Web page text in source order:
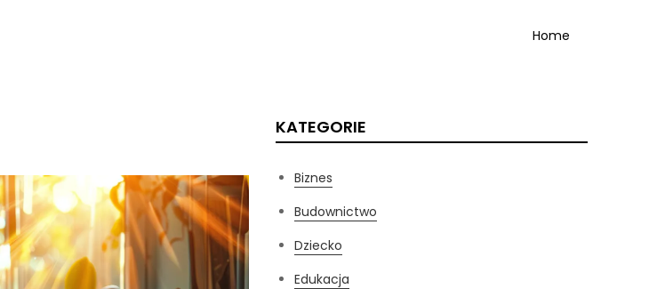
Home
KATEGORIE
Biznes
Budownictwo
Dziecko
Edukacja